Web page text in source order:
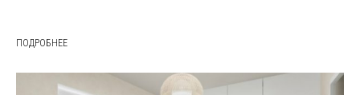
ПОДРОБНЕЕ